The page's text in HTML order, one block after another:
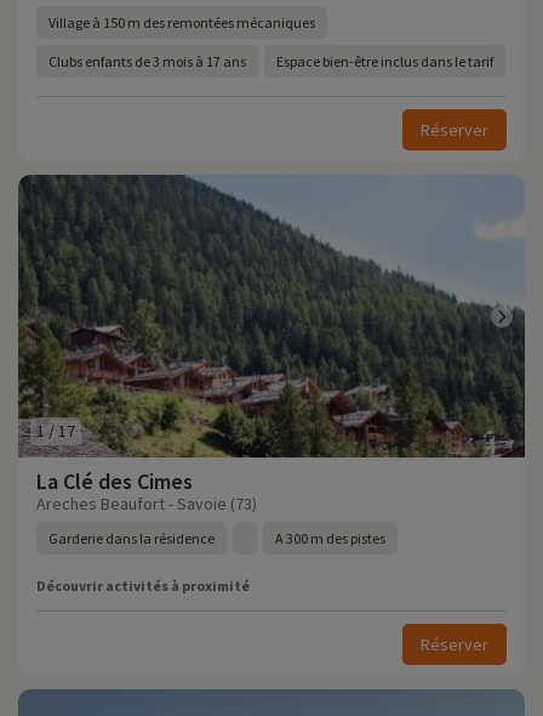
Village à 150 m des remontées mécaniques
Clubs enfants de 3 mois à 17 ans Espace bien-être inclus dans le tarif
Réserver
1/17
La Clé des Cimes
Areches Beaufort - Savoie (73)
Garderie dans la résidence A 300 m des pistes
Découvrir activités à proximité
Réserver